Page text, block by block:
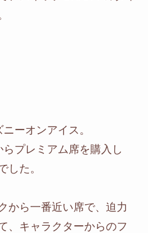
ーオンアイス。
プレミアム席を購入し
した。
から一番近い席で、迫力
、キャラクターからのフ